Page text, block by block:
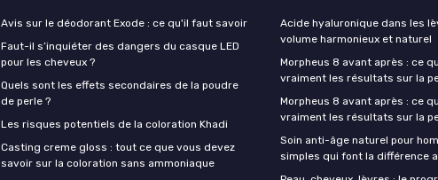
Avis sur le déodorant Exode : ce qu'il faut savoir
Faut-il s’inquiéter des dangers du casque LED
pour les cheveux ?
Quels sont les effets secondaires de la poudre
de perle ?
Les risques potentiels de la coloration Khadi
Casting creme gloss : tout ce que vous devez
savoir sur la coloration sans ammoniaque
Acide hyaluronique dans les
volume harmonieux et naturel
Morpheus 8 avant après : ce
vraiment les résultats sur la
Morpheus 8 avant après : ce
vraiment les résultats sur la
Soin anti-âge naturel pour
simples qui font la différence